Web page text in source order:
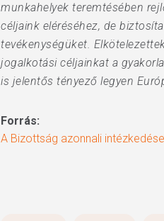
munkahelyek teremtésében
céljaink eléréséhez, de
tevékenységüket.
jogalkotási céljainkat a
is jelentős tényező legyen
Forrás:
A Bizottság azonnali